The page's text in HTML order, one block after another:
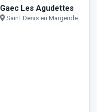
Gaec Les Agudettes
Saint Denis en Margeride